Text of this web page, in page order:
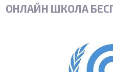
ОНЛАЙН ШКОЛА